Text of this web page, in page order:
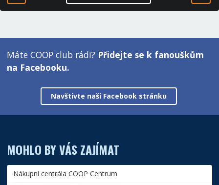
Máte COOP club rádi? Přidejte se k fanouškům
na Facebooku.
Navštivte naši Facebook stránku
MOHLO BY VÁS ZAJÍMAT
Nákupní centrála COOP Centrum